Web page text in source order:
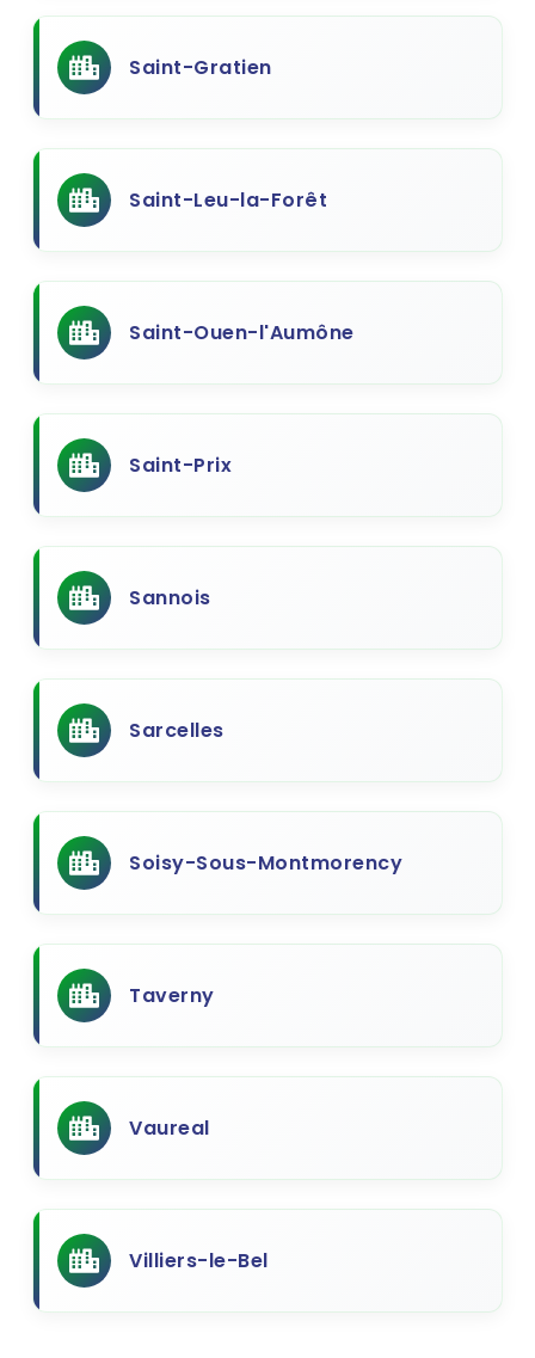
Saint-Gratien
Saint-Leu-la-Forêt
Saint-Ouen-l'Aumône
Saint-Prix
Sannois
Sarcelles
Soisy-Sous-Montmorency
Taverny
Vaureal
Villiers-le-Bel